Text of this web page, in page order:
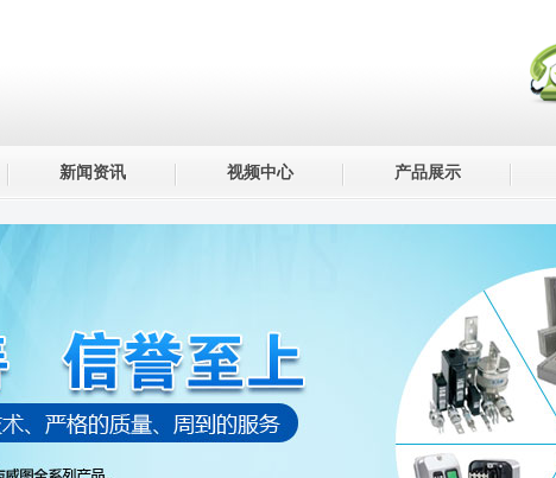
新闻资讯 视频中心 产品展示